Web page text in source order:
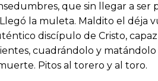
que sin llegar a
la muleta. Maldito el déja
discípulo de Cristo,
cuadrándolo y
Pitos al torero y al toro.